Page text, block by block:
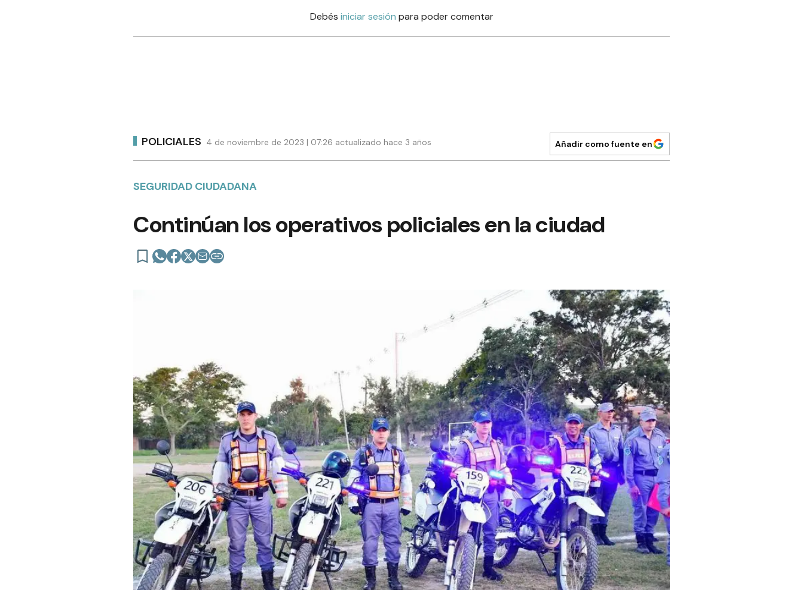
Debés iniciar sesión para poder comentar
POLICIALES 4 de noviembre de 2023 | 07:26 actualizado hace 3 años Añadir como fuente en
SEGURIDAD CIUDADANA
Continúan los operativos policiales en la ciudad